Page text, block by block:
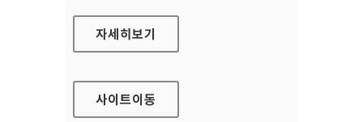
무안군청 홈페이지
자세히보기
사이트이동